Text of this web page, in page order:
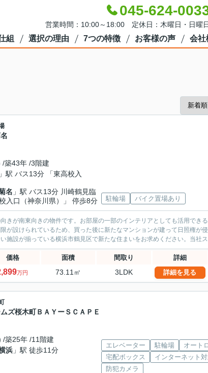
045-624-
営業時間：10:00～18:00 定休日：木曜日・日曜
組 選択の理由 7つの特徴 お客様の声 会社
/築43年 /3階建
」駅 バス13分 「東高校入
名 」駅 バス13分 川崎鶴見臨
入口（神奈川県）」 停歩8分
駐輪場 バイク置場あり
きが南東向きの物件です。お部屋の一部のインテリアとしても活用でき
が設けられているため、買った後に新たなマンションが建って日照権が
施設が揃っている横浜市鶴見区で新たな住まいをお求めください。当社
価格 面積 間取り 詳細
万円 73.11㎡ 3LDK 詳細を見る
ズ桜木町ＢＡＹーＳＣＡＰＥ
/築25年 /11階建
浜 」駅 徒歩11分
エレベーター 駐輪場
オート
宅配ボックス
インターネット
防犯カメラ